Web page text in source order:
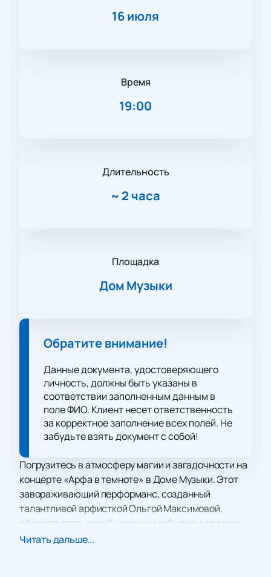
16 июля
Время
19:00
Длительность
~ 2 часа
Площадка
Дом Музыки
Обратите внимание!
Данные документа, удостоверяющего
личность, должны быть указаны в
соответствии заполненным данным в
поле ФИО. Клиент несет ответственность
за корректное заполнение всех полей. Не
забудьте взять документ с собой!
Погрузитесь в атмосферу магии и загадочности на
концерте «Арфа в темноте» в Доме Музыки. Этот
завораживающий перформанс, созданный
талантливой арфисткой Ольгой Максимовой,
обещает стать незабываемым событием для всех
ценителей музыки и искусства.
Читать дальше...